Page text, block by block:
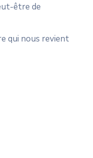
être de
qui nous revient